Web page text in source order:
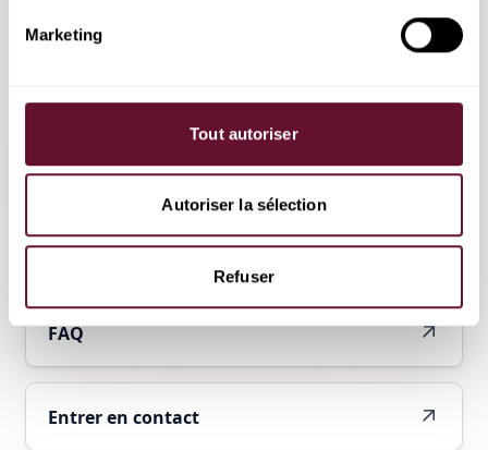
Marketing
Tout autoriser
Autoriser la sélection
Refuser
Politique de confidentialité
Politique en matière de cookies
FAQ
Entrer en contact